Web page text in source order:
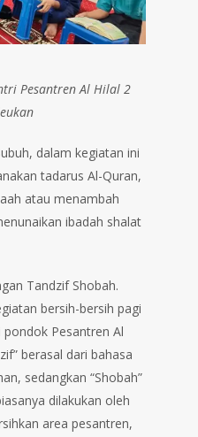
Pesantren Al Hilal 2
dalam kegiatan ini
tadarus Al-Quran,
atau menambah
ibadah shalat
Tandzif Shobah.
bersih-bersih pagi
Pesantren Al
berasal dari bahasa
sedangkan “Shobah”
dilakukan oleh
area pesantren,